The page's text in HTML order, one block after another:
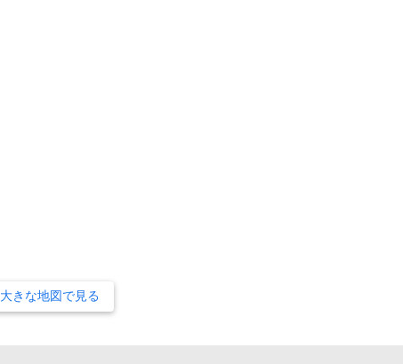
大きな地図で見る